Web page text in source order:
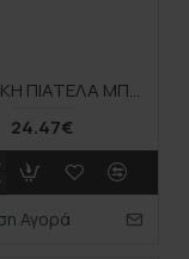
ΚΕΡΑΜΙΚH ΠΙΑΤΕΛΑ ΜΠΡΟΝΖΕ ΣΤΡΟΓΓΥΛΗ ΣΦΥΡHΛΑΤΟ Φ30x4cm 1/8ΚΙΒ
24.47€
Αγορά